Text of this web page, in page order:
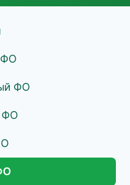
ФО
ФО
ФО